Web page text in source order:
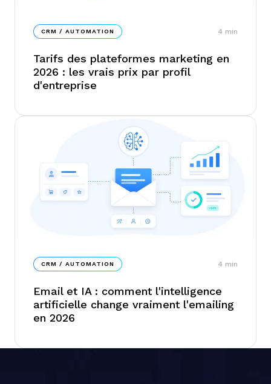
CRM / AUTOMATION 4 min
Tarifs des plateformes marketing en
2026 : les vrais prix par profil
d'entreprise
CRM / AUTOMATION 4 min
Email et IA : comment l'intelligence
artificielle change vraiment l'emailing
en 2026